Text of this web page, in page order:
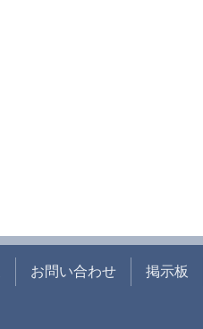
お問い合わせ 掲示板